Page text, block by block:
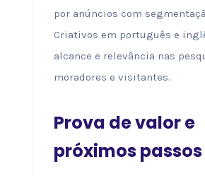
por anúncios com
Criativos em português e
alcance e relevância nas
moradores e visitantes.
Prova de valor e
próximos passos